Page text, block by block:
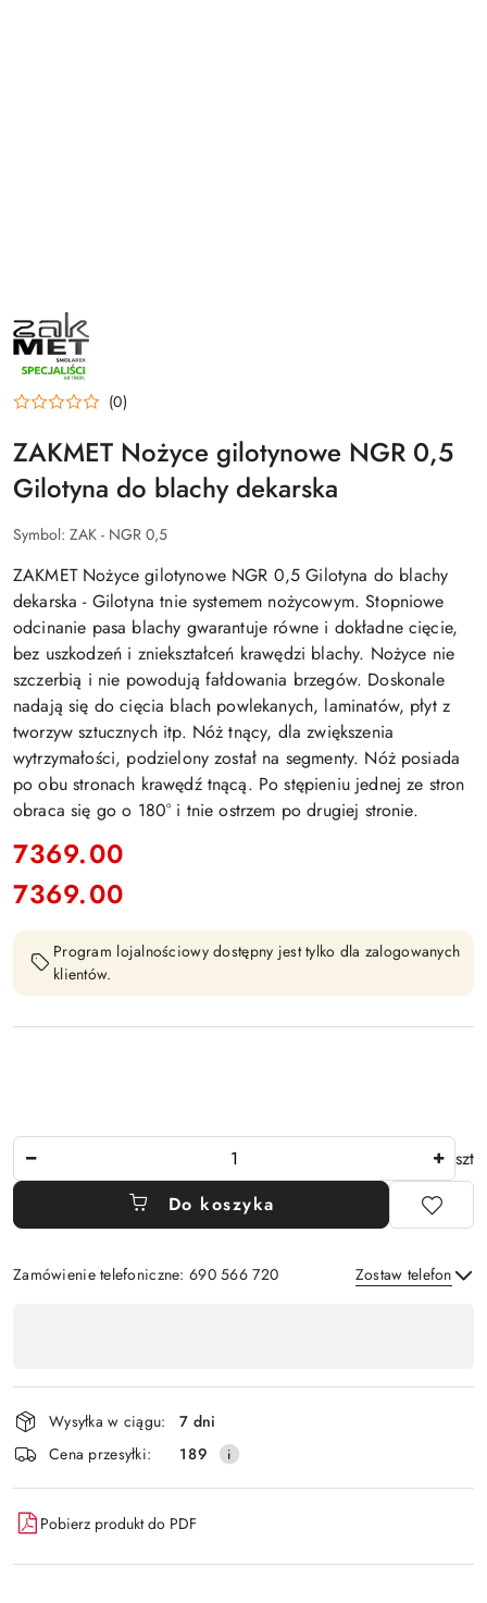
ZAKMET
(0)
ZAKMET Nożyce gilotynowe NGR 0,5
Gilotyna do blachy dekarska
Symbol: ZAK - NGR 0,5
ZAKMET Nożyce gilotynowe NGR 0,5 Gilotyna do blachy
dekarska - Gilotyna tnie systemem nożycowym. Stopniowe
odcinanie pasa blachy gwarantuje równe i dokładne cięcie,
bez uszkodzeń i zniekształceń krawędzi blachy. Nożyce nie
szczerbią i nie powodują fałdowania brzegów. Doskonale
nadają się do cięcia blach powlekanych, laminatów, płyt z
tworzyw sztucznych itp. Nóż tnący, dla zwiększenia
wytrzymałości, podzielony został na segmenty. Nóż posiada
po obu stronach krawędź tnącą. Po stępieniu jednej ze stron
obraca się go o 180° i tnie ostrzem po drugiej stronie.
cena:
7369.00
Cena:
7369.00
Program lojalnościowy dostępny jest tylko dla zalogowanych
klientów.
szt
Do koszyka
Zamówienie telefoniczne: 690 566 720 Zostaw telefon
płatność
i
dostawa
Wysyłka w ciągu:
7 dni
Cena przesyłki:
189
Pobierz produkt do PDF